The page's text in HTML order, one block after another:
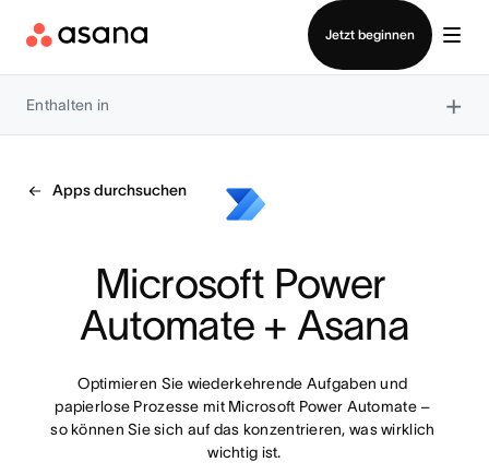
Jetzt beginnen
Vertrieb kontaktieren
Enthalten in ×
Apps durchsuchen
Microsoft Power
Automate + Asana
Optimieren Sie wiederkehrende Aufgaben und
papierlose Prozesse mit Microsoft Power Automate –
so können Sie sich auf das konzentrieren, was wirklich
wichtig ist.